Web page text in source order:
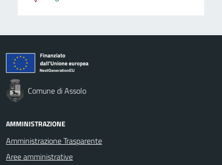
Comune di Assolo
AMMINISTRAZIONE
Amministrazione Trasparente
Aree amministrative